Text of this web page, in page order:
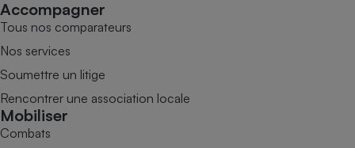
Accompagner
Tous nos comparateurs
Nos services
Soumettre un litige
Rencontrer une association locale
Mobiliser
Combats